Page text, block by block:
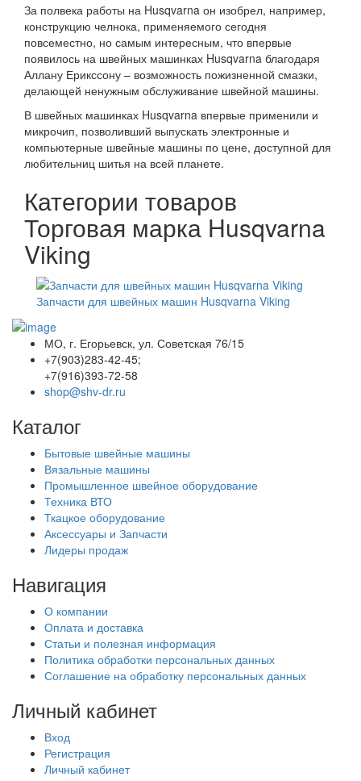
За полвека работы на Husqvarna он изобрел, например,
конструкцию челнока, применяемого сегодня
повсеместно, но самым интересным, что впервые
появилось на швейных машинках Husqvarna благодаря
Аллану Ерикссону – возможность пожизненной смазки,
делающей ненужным обслуживание швейной машины.
В швейных машинках Husqvarna впервые применили и
микрочип, позволивший выпускать электронные и
компьютерные швейные машины по цене, доступной для
любительниц шитья на всей планете.
Категории товаров
Торговая марка Husqvarna
Viking
Запчасти для швейных машин Husqvarna Viking
МО, г. Егорьевск, ул. Советская 76/15
+7(903)283-42-45;
+7(916)393-72-58
shop@shv-dr.ru
Каталог
Бытовые швейные машины
Вязальные машины
Промышленное швейное оборудование
Техника ВТО
Ткацкое оборудование
Аксессуары и Запчасти
Лидеры продаж
Навигация
О компании
Оплата и доставка
Статьи и полезная информация
Политика обработки персональных данных
Соглашение на обработку персональных данных
Личный кабинет
Вход
Регистрация
Личный кабинет